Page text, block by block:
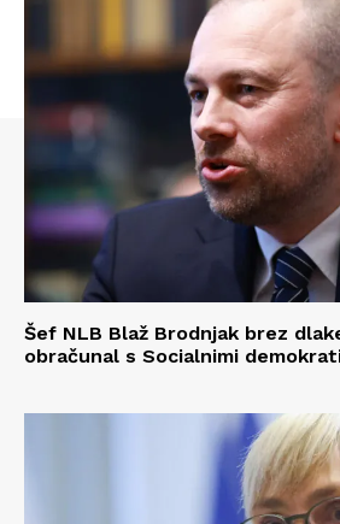
Šef NLB Blaž Brodnjak brez
obračunal s Socialnimi